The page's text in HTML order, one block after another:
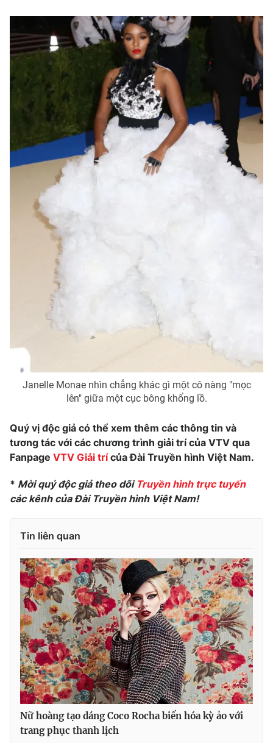
Janelle Monae nhìn chẳng khác gì một cô nàng "mọc
lên" giữa một cục bông khổng lồ.
Quý vị độc giả có thể xem thêm các thông tin và
tương tác với các chương trình giải trí của VTV qua
Fanpage VTV Giải trícủa Đài Truyền hình Việt Nam.
* Mời quý độc giả theo dõi Truyền hình trực tuyến
các kênh của Đài Truyền hình Việt Nam!
Tin liên quan
Nữ hoàng tạo dáng Coco Rocha biến hóa kỳ ảo với
trang phục thanh lịch